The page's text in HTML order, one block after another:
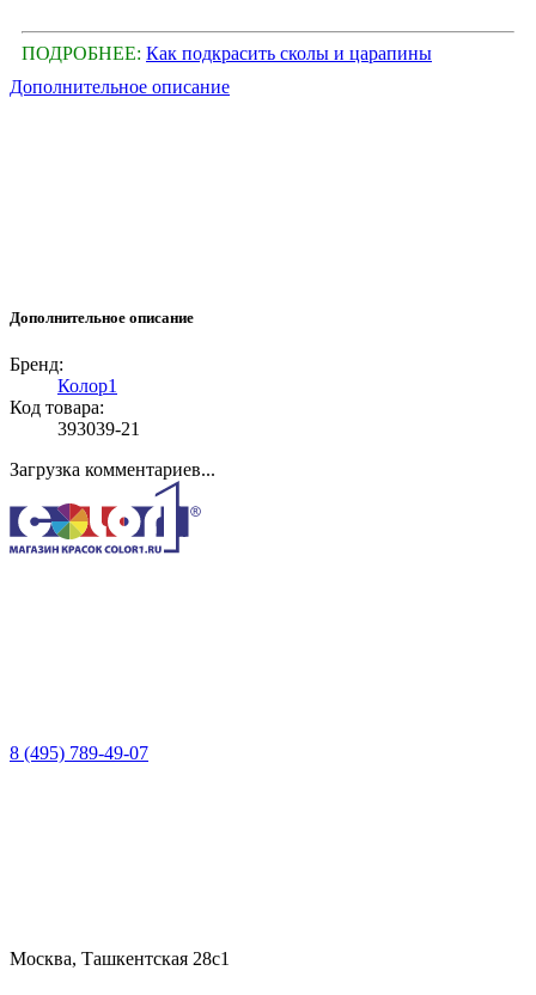
ПОДРОБНЕЕ: Как подкрасить сколы и царапины
Дополнительное описание
Дополнительное описание
Бренд:
Колор1
Код товара:
393039-21
Загрузка комментариев...
8 (495) 789-49-07
Москва, Ташкентская 28с1